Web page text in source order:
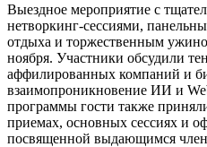
Выездное мероприятие с
нетворкинг-сессиями,
отдыха и торжественным
ноября. Участники обсудили
аффилированных компаний и
взаимопроникновение ИИ и
программы гости также
приемах, основных сессиях и
посвященной выдающимся